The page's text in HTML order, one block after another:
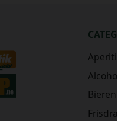
Bieren